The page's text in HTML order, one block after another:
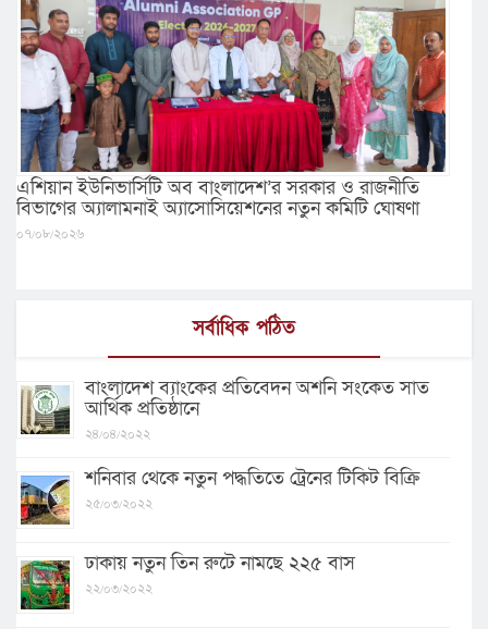
এশিয়ান ইউনিভার্সিটি অব বাংলাদেশ’র সরকার ও রাজনীতি
বিভাগের অ্যালামনাই অ্যাসোসিয়েশনের নতুন কমিটি ঘোষণা
০৭/০৮/২০২৬
সর্বাধিক পঠিত
বাংলাদেশ ব্যাংকের প্রতিবেদন অশনি সংকেত সাত
আর্থিক প্রতিষ্ঠানে
২৪/০৪/২০২২
শনিবার থেকে নতুন পদ্ধতিতে ট্রেনের টিকিট বিক্রি
২৫/০৩/২০২২
ঢাকায় নতুন তিন রুটে নামছে ২২৫ বাস
২২/০৩/২০২২